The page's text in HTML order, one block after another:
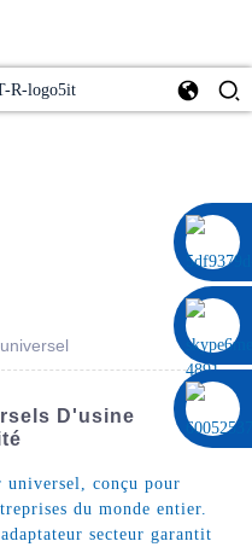
D'usine
universel, conçu pour
du monde entier.
secteur garantit